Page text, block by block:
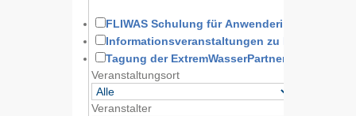
FLIWAS Schulung für Anwenderinnen und
Informationsveranstaltungen zu FLIWAS
Tagung der ExtremWasserPartnerschaft
Veranstaltungsort
Veranstalter